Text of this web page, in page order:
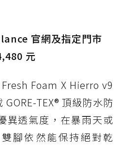
Cascadia 19 GTX：注
官網及指定門市
元
Foam X Hierro v9
GORE-TEX® 頂級防水防
異透氣度，在暴雨天或
腳依然能保持絕對乾